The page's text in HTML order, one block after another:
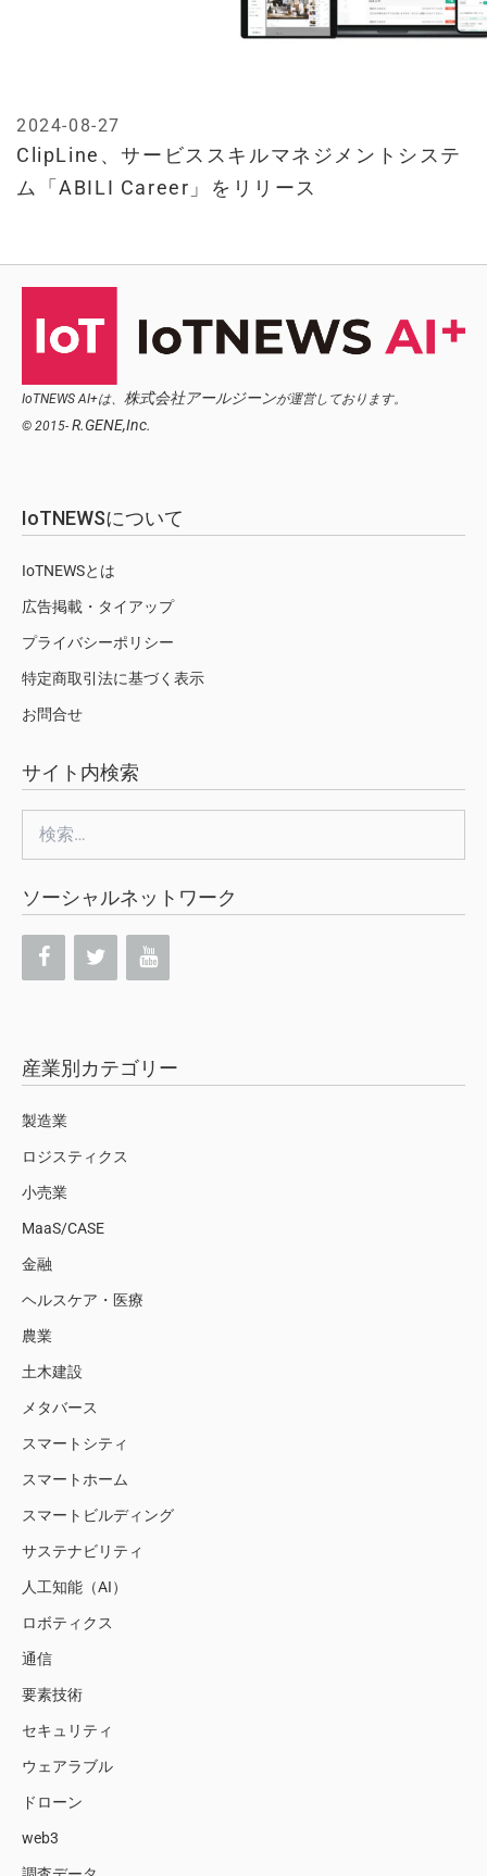
ClipLine、サービススキルマネジメントシステ
ム「ABILI Career」をリリース
2024-08-27
IoTNEWS AI+は、 株式会社アールジーンが運営しております。
© 2015- R.GENE,Inc.
IoTNEWSについて
IoTNEWSとは
広告掲載・タイアップ
プライバシーポリシー
特定商取引法に基づく表示
お問合せ
サイト内検索
索:
ソーシャルネットワーク
産業別カテゴリー
製造業
ロジスティクス
小売業
MaaS/CASE
金融
ヘルスケア・医療
農業
土木建設
メタバース
スマートシティ
スマートホーム
スマートビルディング
サステナビリティ
人工知能（AI）
ロボティクス
通信
要素技術
セキュリティ
ウェアラブル
ドローン
web3